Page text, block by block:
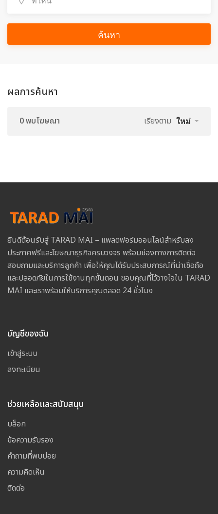
ค้นหา
ผลการค้นหา
0 พบโฆษณา เรียงตาม ใหม่
ยินดีต้อนรับสู่ TARAD MAI – แพลตฟอร์มออนไลน์สำหรับลง
ประกาศฟรีและโฆษณาธุรกิจครบวงจร พร้อมช่องทางการติดต่อ
สอบถามและบริการลูกค้า เพื่อให้คุณได้รับประสบการณ์ที่น่าเชื่อถือ
และปลอดภัยในการใช้งานทุกขั้นตอน ขอบคุณที่ไว้วางใจใน TARAD
MAI และเราพร้อมให้บริการคุณตลอด 24 ชั่วโมง
บัญชีของฉัน
เข้าสู่ระบบ
ลงทะเบียน
ช่วยเหลือและสนับสนุน
บล็อก
ข้อความรับรอง
คำถามที่พบบ่อย
ความคิดเห็น
ติดต่อ